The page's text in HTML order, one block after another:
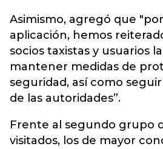
Asimismo, agregó que
aplicación, hemos
socios taxistas y usuarios
mantener medidas de
seguridad, así como
de las autoridades”.
Frente al segundo grupo
visitados, los de mayor